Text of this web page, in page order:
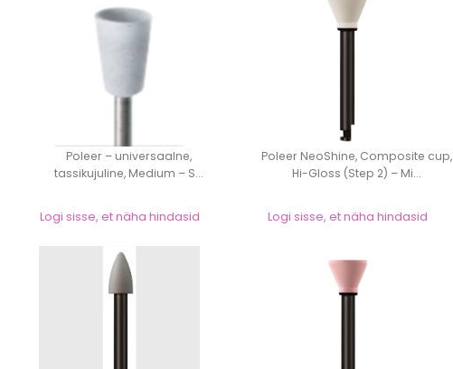
Poleer – universaalne,
tassikujuline, Medium – S...
Logi sisse, et näha hindasid
Poleer NeoShine, Composite cup,
Hi-Gloss (Step 2) – Mi...
Logi sisse, et näha hindasid